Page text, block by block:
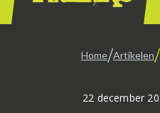
Home/Artikelen/
22 december